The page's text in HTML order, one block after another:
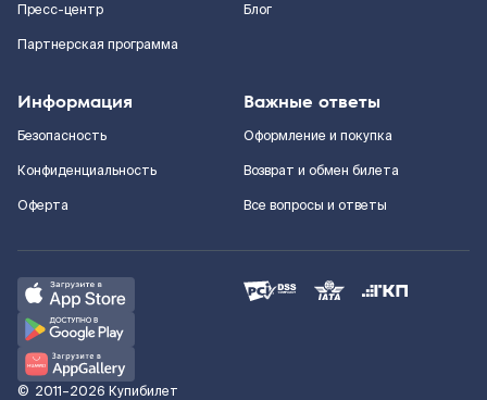
Пресс-центр
Партнерская программа
Блог
Информация
Безопасность
Конфиденциальность
Оферта
Важные ответы
Оформление и покупка
Возврат и обмен билета
Все вопросы и ответы
© 2011–2026 Купибилет